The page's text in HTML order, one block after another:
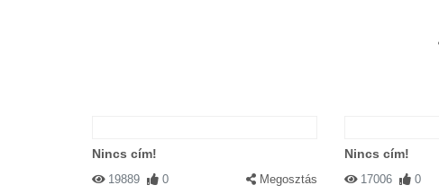
Nincs cím!
19889 0 Megosztás
Nincs cím!
17006 0